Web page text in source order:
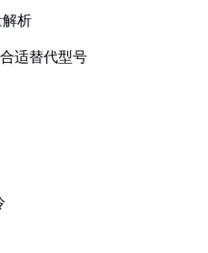
解析
适替代型号